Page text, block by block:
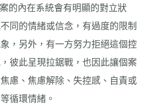
的內在系統會有明顯的對立狀
同的情緒或信念，有過度的限制
，另外，有一方努力拒絕這個控
彼此呈現拉鋸戰，也因此讓個案
慮、焦慮解除、失控感、自責或
循環情緒。